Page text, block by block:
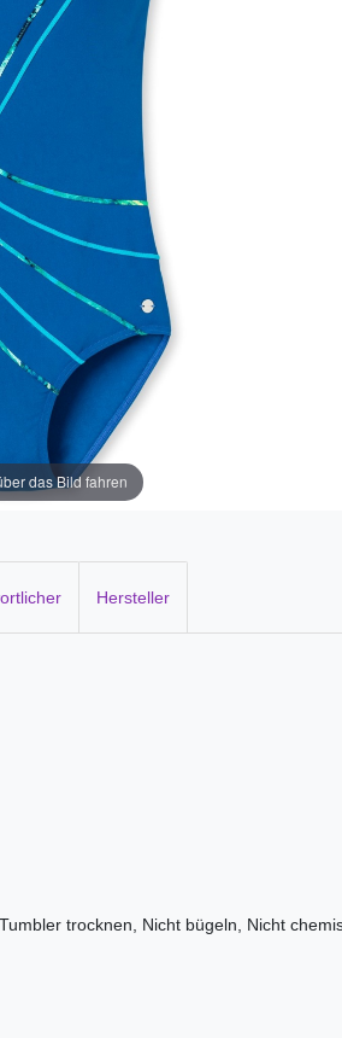
das Bild fahren
Hersteller
trocknen, Nicht bügeln, Nicht